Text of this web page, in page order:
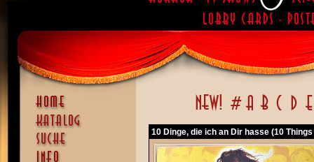
10 Dinge, die ich an Dir hasse (10